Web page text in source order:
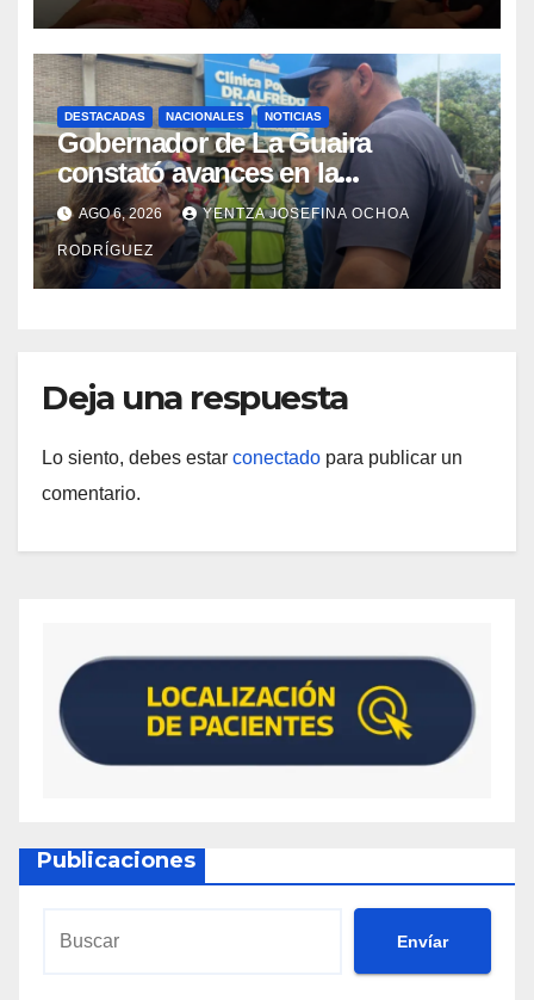
DESTACADAS NACIONALES NOTICIAS
Gobernador de La Guaira
constató avances en la
rehabilitación del Hospitalito de
Catia la Mar
AGO 6, 2026 YENTZA JOSEFINA OCHOA
RODRÍGUEZ
Deja una respuesta
Lo siento, debes estar conectado para publicar un
comentario.
Publicaciones
Envíar